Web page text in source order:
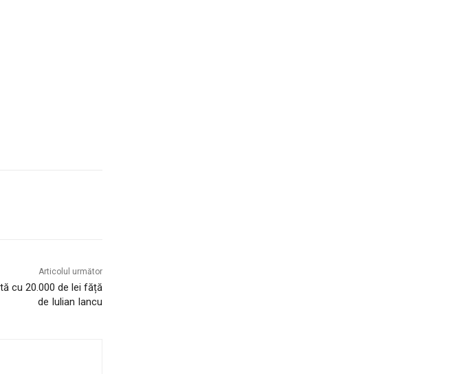
Articolul următor
cu 20.000 de lei făță
de Iulian Iancu